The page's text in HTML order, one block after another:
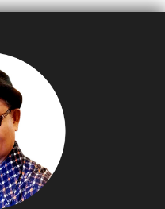
กาญจนาภิเษก เพื่อความสิริ